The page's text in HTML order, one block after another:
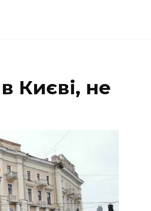
Києві, не